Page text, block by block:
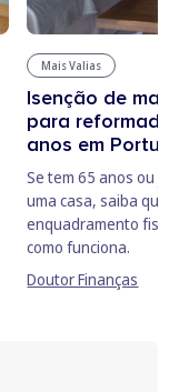
Mais Valias
Isenção de
para
anos em
Se tem 65 anos ou
uma casa, saiba
enquadramento
como funciona.
Doutor Finanças